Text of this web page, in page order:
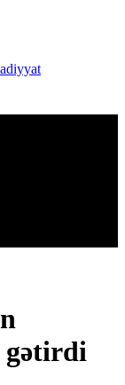
gətirdi